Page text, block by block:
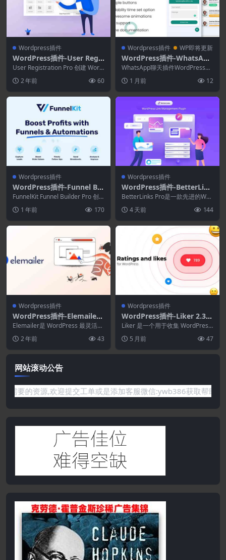
Wordpress插件
WordPress插件-User Regis
tration Addons(User Regi
stration Pro拓展)
User Registration Pro 创建 Word
2 年前 60
Wordpress插件 WP即将更新
WordPress插件-WhatsApp
Chat Help WordPress 3.3.
0
WhatsApp聊天插件WordPress可
r... 1 月前 12
Wordpress插件
WordPress插件-Funnel Bui
lder Pro 3.12.1+Addons
FunnelKit Funnel Builder Pro 创
1 年前 170
Wordpress插件
WordPress插件-BetterLink
s Pro 3.0.0-缩短.跟踪和管理
WordPress中的链接
BetterLinks Pro是一款先进的Wor
4 天前 144
Wordpress插件
WordPress插件-Elemailer
4.1.7-WordPress Elemento
r电子邮件模板生成器
Elemailer是 WordPress 最灵活的
电子邮件和新闻通讯设计器。使
用...2 年前 43
Wordpress插件
WordPress插件-Liker 2.3.3
–WordPress评分插件
Liker 是一个用于收集 WordPress
帖子和页面评分的插件。 该插件
允...5 月前 47
网站滚动公告
站没有你需要的资源,欢迎提交工单或是添加客服微信:ywb386获